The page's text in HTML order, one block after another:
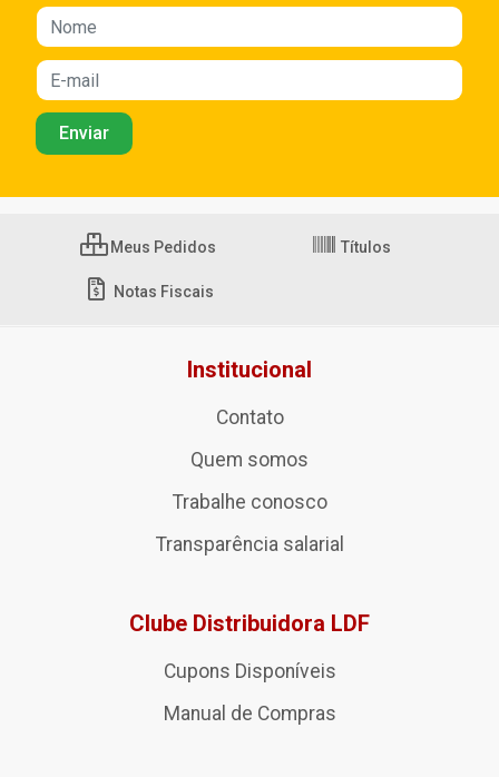
Meus Pedidos Títulos
Notas Fiscais
Institucional
Contato
Quem somos
Trabalhe conosco
Transparência salarial
Clube Distribuidora LDF
Cupons Disponíveis
Manual de Compras